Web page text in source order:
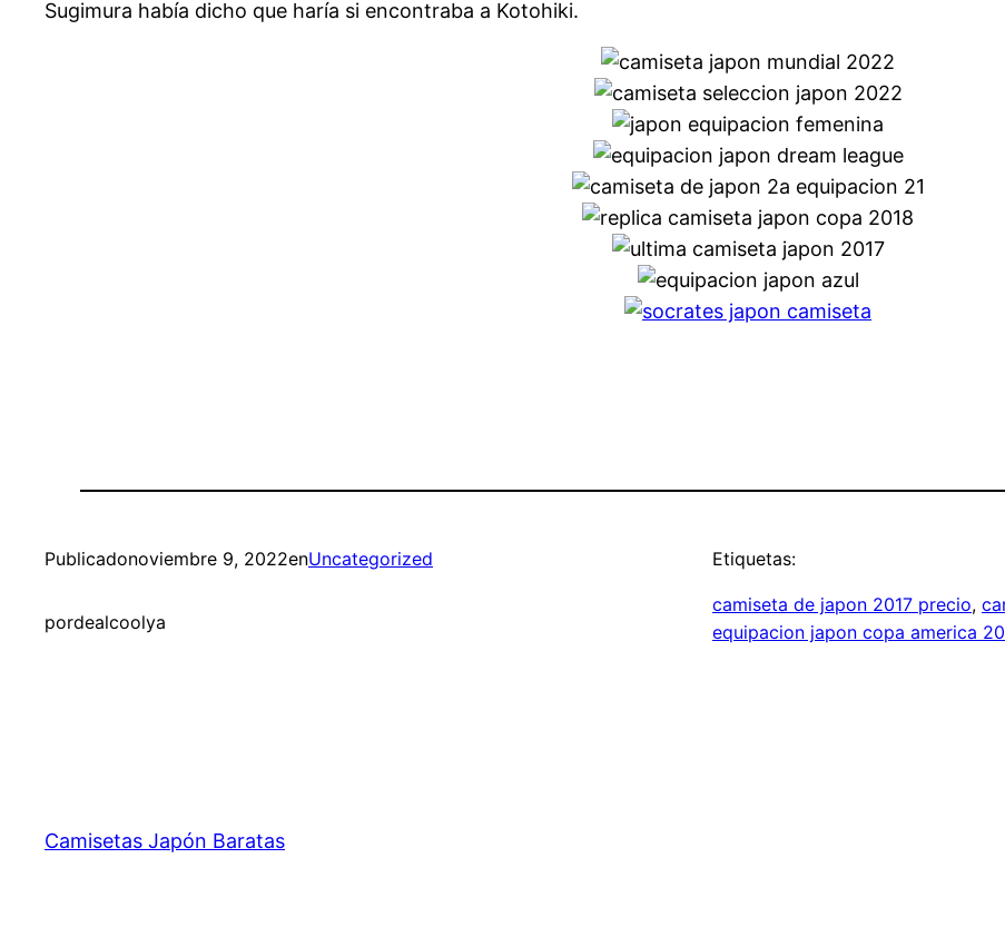
Sugimura había dicho que haría si encontraba a Kotohiki.
Publicadonoviembre 9, 2022enUncategorized
pordealcoolya
Etiquetas:
camiseta de japon 2017 precio,
equipacion japon copa america
Camisetas Japón Baratas